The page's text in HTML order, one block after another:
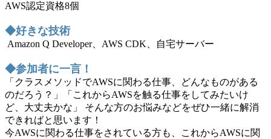
AWS認定資格8個
◆好きな技術
Amazon Q Developer、AWS CDK、自宅サーバー
◆参加者に一言！
「クラスメソッドでAWSに関わる仕事、どんなものがある
のだろう？」「これからAWSを触る仕事をしてみたいけ
ど、大丈夫かな」 そんな方のお悩みなどをぜひ一緒に解消
できればと思います！
今AWSに関わる仕事をされている方も、これからAWSに関